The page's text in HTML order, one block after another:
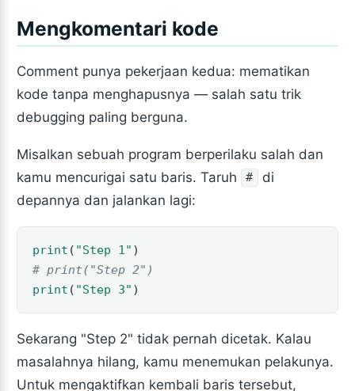
Mengkomentari kode
Comment punya pekerjaan kedua: mematikan
kode tanpa menghapusnya — salah satu trik
debugging paling berguna.
Misalkan sebuah program berperilaku salah dan
kamu mencurigai satu baris. Taruh
#
di
depannya dan jalankan lagi:
print ( "Step 1" )
# print("Step 2")
print ( "Step 3" )
Sekarang "Step 2" tidak pernah dicetak. Kalau
masalahnya hilang, kamu menemukan pelakunya.
Untuk mengaktifkan kembali baris tersebut,